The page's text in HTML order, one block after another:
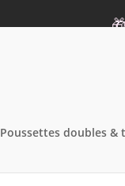
Poussettes doubles &